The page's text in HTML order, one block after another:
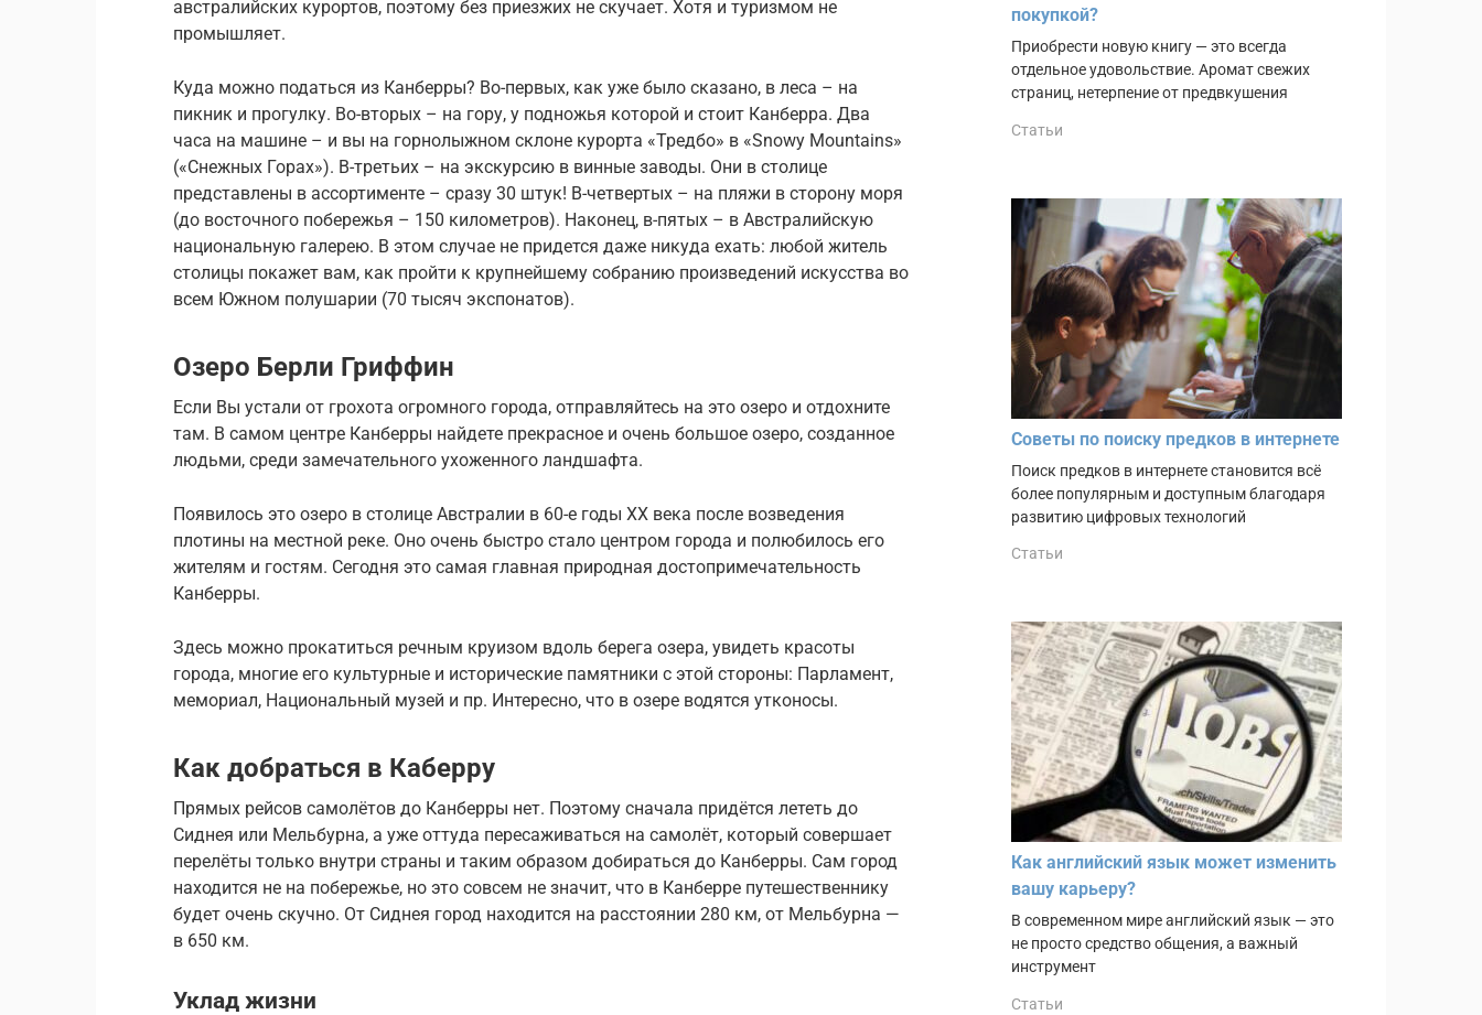
австралийских курортов, поэтому без приезжих не скучает. Хотя и туризмом не
промышляет.
Куда можно податься из Канберры? Во-первых, как уже было сказано, в леса – на
пикник и прогулку. Во-вторых – на гору, у подножья которой и стоит Канберра. Два
часа на машине – и вы на горнолыжном склоне курорта «Тредбо» в «Snowy Mountains»
(«Снежных Горах»). В-третьих – на экскурсию в винные заводы. Они в столице
представлены в ассортименте – сразу 30 штук! В-четвертых – на пляжи в сторону моря
(до восточного побережья – 150 километров). Наконец, в-пятых – в Австралийскую
национальную галерею. В этом случае не придется даже никуда ехать: любой житель
столицы покажет вам, как пройти к крупнейшему собранию произведений искусства во
всем Южном полушарии (70 тысяч экспонатов).
Озеро Берли Гриффин
Если Вы устали от грохота огромного города, отправляйтесь на это озеро и отдохните
там. В самом центре Канберры найдете прекрасное и очень большое озеро, созданное
людьми, среди замечательного ухоженного ландшафта.
Появилось это озеро в столице Австралии в 60-е годы XX века после возведения
плотины на местной реке. Оно очень быстро стало центром города и полюбилось его
жителям и гостям. Сегодня это самая главная природная достопримечательность
Канберры.
Здесь можно прокатиться речным круизом вдоль берега озера, увидеть красоты
города, многие его культурные и исторические памятники с этой стороны: Парламент,
мемориал, Национальный музей и пр. Интересно, что в озере водятся утконосы.
Как добраться в Каберру
Прямых рейсов самолётов до Канберры нет. Поэтому сначала придётся лететь до
Сиднея или Мельбурна, а уже оттуда пересаживаться на самолёт, который совершает
перелёты только внутри страны и таким образом добираться до Канберры. Сам город
находится не на побережье, но это совсем не значит, что в Канберре путешественнику
будет очень скучно. От Сиднея город находится на расстоянии 280 км, от Мельбурна —
в 650 км.
Уклад жизни
покупкой?
Приобрести новую книгу — это всегда
отдельное удовольствие. Аромат свежих
страниц, нетерпение от предвкушения
Статьи
Советы по поиску предков в интернете
Поиск предков в интернете становится всё
более популярным и доступным благодаря
развитию цифровых технологий
Статьи
Как английский язык может изменить
вашу карьеру?
В современном мире английский язык — это
не просто средство общения, а важный
инструмент
Статьи